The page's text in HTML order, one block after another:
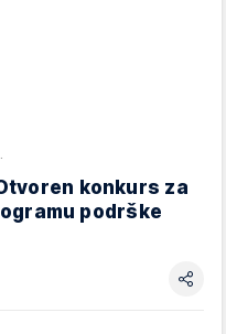
konkurs za
podrške